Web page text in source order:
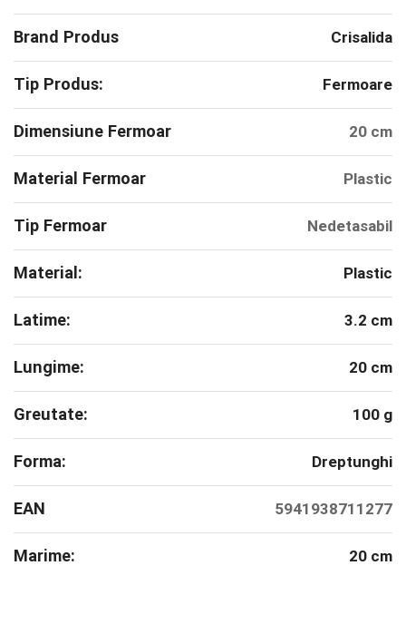
Brand Produs Crisalida
Tip Produs: Fermoare
Dimensiune Fermoar 20 cm
Material Fermoar Plastic
Tip Fermoar Nedetasabil
Material: Plastic
Latime: 3.2 cm
Lungime: 20 cm
Greutate: 100 g
Forma: Dreptunghi
EAN 5941938711277
Marime: 20 cm